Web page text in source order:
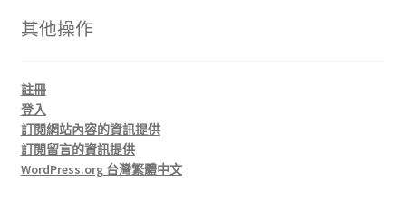
其他操作
註冊
登入
訂閱網站內容的資訊提供
訂閱留言的資訊提供
WordPress.org 台灣繁體中文